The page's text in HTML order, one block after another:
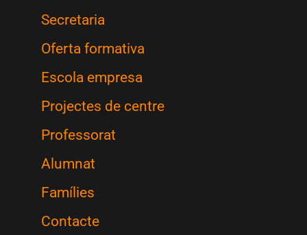
Secretaria
Oferta formativa
Escola empresa
Projectes de centre
Professorat
Alumnat
Famílies
Contacte